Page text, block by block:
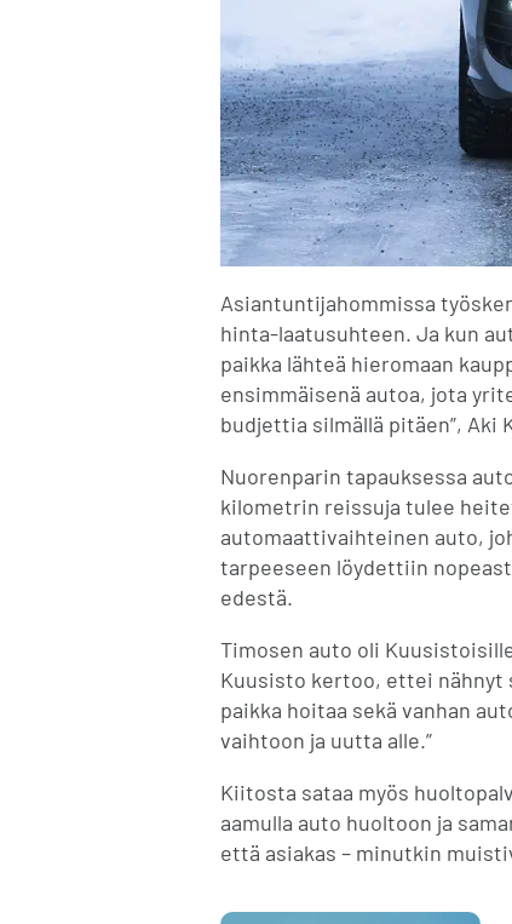
Asiantuntijahommissa
hinta-laatusuhteen. Ja kun
paikka lähteä hieromaan
ensimmäisenä autoa, jota
budjettia silmällä pitäen”, Aki
Nuorenparin tapauksessa
kilometrin reissuja tulee
automaattivaihteinen auto,
tarpeeseen löydettiin
edestä.
Timosen auto oli
Kuusisto kertoo, ettei nähnyt
paikka hoitaa sekä vanhan
vaihtoon ja uutta alle.”
Kiitosta sataa myös
aamulla auto huoltoon ja
että asiakas – minutkin